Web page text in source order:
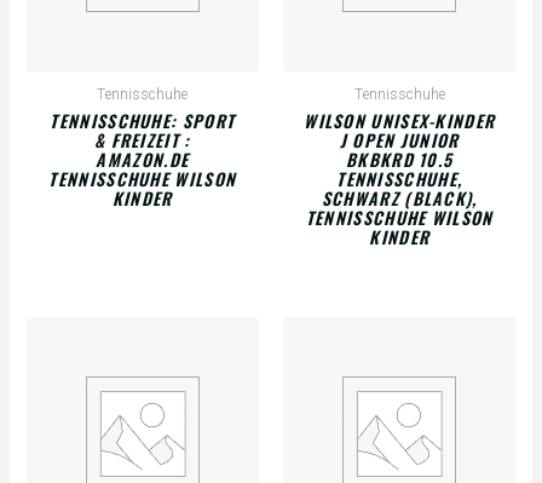
Tennisschuhe
TENNISSCHUHE: SPORT
& FREIZEIT :
AMAZON.DE
TENNISSCHUHE WILSON
KINDER
Tennisschuhe
WILSON UNISEX-KINDER
J OPEN JUNIOR
BKBKRD 10.5
TENNISSCHUHE,
SCHWARZ (BLACK),
TENNISSCHUHE WILSON
KINDER